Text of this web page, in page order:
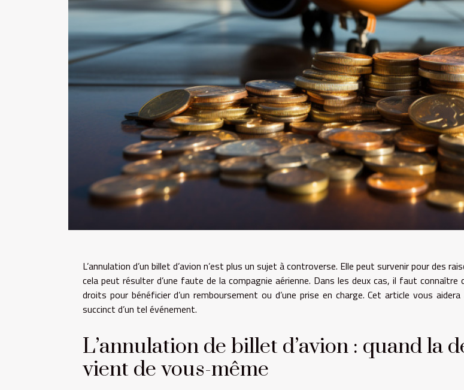
L’annulation d’un billet d’avion n’est plus un sujet à controverse. Elle peut survenir pour des
cela peut résulter d’une faute de la compagnie aérienne. Dans les deux cas, il faut
droits pour bénéficier d’un remboursement ou d’une prise en charge. Cet article vous
succinct d’un tel événement.
L’annulation de billet d’avion : quand la
vient de vous-même